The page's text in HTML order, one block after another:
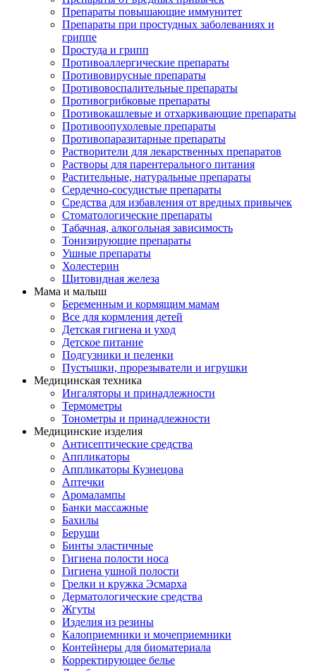
Препараты повышающие иммунитет
Препараты при простудных заболеваниях и
гриппе
Простуда и грипп
Противоаллергические препараты
Противовирусные препараты
Противовоспалительные препараты
Противогрибковые препараты
Противокашлевые и отхаркивающие препараты
Противоопухолевые препараты
Противопаразитарные препараты
Растворители для лекарственных препаратов
Растворы для парентерального питания
Растительные, натуральные препараты
Сердечно-сосудистые препараты
Средства для избавления от вредных привычек
Стоматологические препараты
Табачная, алкогольная зависимость
Тонизирующие препараты
Ушные препараты
Холестерин
Щитовидная железа
Мама и малыш
Беременным и кормящим мамам
Все для кормления детей
Детская гигиена и уход
Детское питание
Подгузники и пеленки
Пустышки, прорезыватели и игрушки
Медицинская техника
Ингаляторы и принадлежности
Термометры
Тонометры и принадлежности
Медицинские изделия
Антисептические средства
Аппликаторы
Аппликаторы Кузнецова
Аптечки
Аромалампы
Банки массажные
Бахилы
Беруши
Бинты эластичные
Гигиена полости носа
Гигиена ушной полости
Грелки и кружка Эсмарха
Дерматологические средства
Жгуты
Изделия из резины
Калоприемники и мочеприемники
Контейнеры для биоматериала
Корректирующее белье